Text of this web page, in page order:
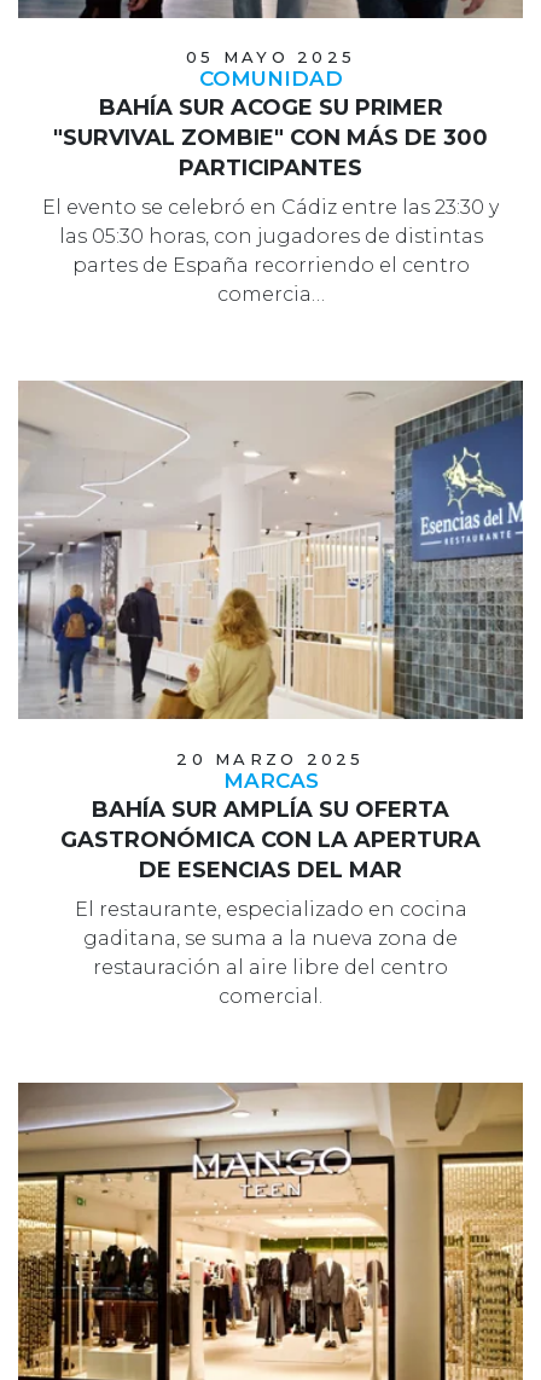
05 MAYO 2025
COMUNIDAD
BAHÍA SUR ACOGE SU PRIMER
"SURVIVAL ZOMBIE" CON MÁS DE 300
PARTICIPANTES
El evento se celebró en Cádiz entre las 23:30 y
las 05:30 horas, con jugadores de distintas
partes de España recorriendo el centro
comercia…
20 MARZO 2025
MARCAS
BAHÍA SUR AMPLÍA SU OFERTA
GASTRONÓMICA CON LA APERTURA
DE ESENCIAS DEL MAR
El restaurante, especializado en cocina
gaditana, se suma a la nueva zona de
restauración al aire libre del centro
comercial.